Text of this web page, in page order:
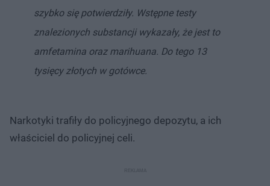
szybko się potwierdziły. Wstępne testy
znalezionych substancji wykazały, że jest to
amfetamina oraz marihuana. Do tego 13
tysięcy złotych w gotówce.
Narkotyki trafiły do policyjnego depozytu, a ich
właściciel do policyjnej celi.